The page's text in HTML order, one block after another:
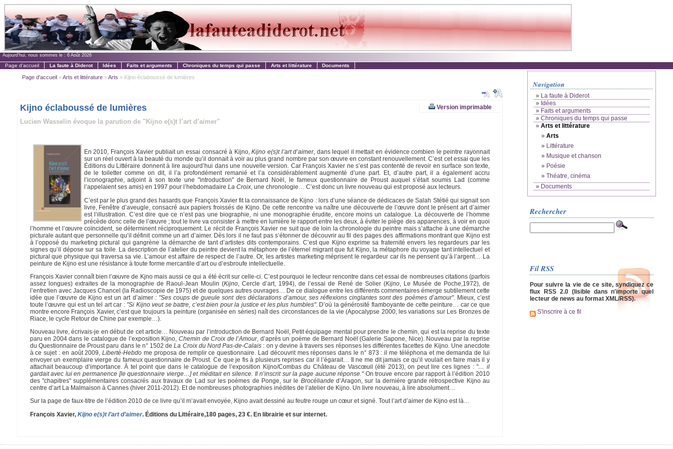
Aujourd'hui, nous sommes le : 6 Août 2026
Page d'accueil La faute à Diderot Idées Faits et arguments Chroniques du temps qui passe Arts et littérature Documents
Page d'accueil»Arts et littérature»Arts » Kijno éclaboussé de lumières
Version imprimable
Kijno éclaboussé de lumières
Lucien Wasselin évoque la parution de "Kijno e(s)t l’art d’aimer"
En 2010, François Xavier publiait un essai consacré à Kijno,Kijno e(s)t l’art d’aimer, dans lequel il mettait en évidence combien le peintre rayonnait
sur un réel ouvert à la beauté du monde qu’il donnait à voir au plus grand nombre par son œuvre en constant renouvellement. C’est cet essai que les
Éditions du Littéraire donnent à lire aujourd’hui dans une nouvelle version. Car François Xavier ne s’est pas contenté de revoir en surface son texte,
de le toiletter comme on dit, il l’a profondément remanié et l’a considérablement augmenté d’une part. Et, d’autre part, il a également accru
l’iconographie, adjoint à son texte une "introduction" de Bernard Noël, le fameux questionnaire de Proust auquel s’était soumis Lad (comme
l’appelaient ses amis) en 1997 pour l’hebdomadaire La Croix, une chronologie… C’est donc un livre nouveau qui est proposé aux lecteurs.
C’est par le plus grand des hasards que François Xavier fit la connaissance de Kijno : lors d’une séance de dédicaces de Salah Stétié qui signait son
livre, Fenêtre d’aveugle, consacré aux papiers froissés de Kijno. De cette rencontre va naître une découverte de l’œuvre dont le présent art d’aimer
est l’illustration. C’est dire que ce n’est pas une biographie, ni une monographie érudite, encore moins un catalogue. La découverte de l’homme
précède donc celle de l’œuvre ; tout le livre va consister à mettre en lumière le rapport entre les deux, à éviter le piège des apparences, à voir en quoi
l’homme et l’œuvre coïncident, se déterminent réciproquement. Le récit de François Xavier ne suit que de loin la chronologie du peintre mais s’attache à une démarche
picturale autant que personnelle qu’il définit comme un art d’aimer. Dès lors il ne faut pas s’étonner de découvrir au fil des pages des affirmations montrant que Kijno est
à l’opposé du marketing pictural qui gangrène la démarche de tant d’artistes dits contemporains. C’est que Kijno exprime sa fraternité envers les regardeurs par les
signes qu’il dépose sur sa toile. La description de l’atelier du peintre devient la métaphore de l’éternel migrant que fut Kijno, la métaphore du voyage tant intellectuel et
pictural que physique qui traversa sa vie. L’amour est affaire de respect de l’autre. Or, les artistes marketing méprisent le regardeur car ils ne pensent qu’à l’argent… La
peinture de Kijno est une résistance à toute forme mercantile d’art ou d’esbroufe intellectuelle.
François Xavier connaît bien l’œuvre de Kjno mais aussi ce qui a été écrit sur celle-ci. C’est pourquoi le lecteur rencontre dans cet essai de nombreuses citations (parfois
assez longues) extraites de la monographie de Raoul-Jean Moulin (Kijno , Cercle d’art, 1994), de l’essai de René de Solier (Kijno, Le Musée de Poche,1972), de
l’entretien avec Jacques Chancel (la Radioscopie de 1975) et de quelques autres ouvrages… De ce dialogue entre les différents commentaires émerge subtilement cette
idée que l’œuvre de Kijno est un art d’aimer : "Ses coups de gueule sont des déclarations d’amour, ses réflexions cinglantes sont des poèmes d’amour". Mieux, c’est
toute l’œuvre qui est un tel art car : "Si Kijno veut se battre, c’est bien pour la justice et les plus humbles". D’où la générosité flamboyante de cette peinture… car ce que
montre encore François Xavier, c’est que toujours la peinture (organisée en séries) naît des circonstances de la vie (Apocalypse 2000, les variations sur Les Bronzes de
Riace, le cycle Retour de Chine par exemple…).
Nouveau livre, écrivais-je en début de cet article… Nouveau par l’introduction de Bernard Noël, Petit équipage mental pour prendre le chemin, qui est la reprise du texte
paru en 2004 dans le catalogue de l’exposition Kijno, Chemin de Croix de l’Amour, d’après un poème de Bernard Noël (Galerie Sapone, Nice). Nouveau par la reprise
du Questionnaire de Proust paru dans le n° 1502 deLa Croix du Nord Pas-de-Calais : on y devine à travers ses réponses les différentes facettes de Kijno. Une anecdote
à ce sujet : en août 2009,Liberté-Hebdo me proposa de remplir ce questionnaire. Lad découvrit mes réponses dans le n° 873 : il me téléphona et me demanda de lui
envoyer un exemplaire vierge du fameux questionnaire de Proust. Ce que je fis à plusieurs reprises car il l’égarait… Il ne me dit jamais ce qu’il voulait en faire mais il y
attachait beaucoup d’importance. À tel point que dans le catalogue de l’exposition Kijno/Combas du Château de Vascœuil (été 2013), on peut lire ces lignes : "… il
gardait avec lui en permanence [le questionnaire vierge…] et méditait en silence. Il n’inscrit sur la page aucune réponse."On trouve encore par rapport à l’édition 2010
des "chapitres" supplémentaires consacrés aux travaux de Lad sur les poèmes de Ponge, sur le Brocélianded’Aragon, sur la dernière grande rétrospective Kijno au
centre d’art La Malmaison à Cannes (hiver 2011-2012). Et de nombreuses photographies inédites de l’atelier de Kijno. Un livre nouveau, à lire absolument…
Sur la page de faux-titre de l’édition 2010 de ce livre qu’il m’avait envoyée, Kijno avait dessiné au feutre rouge un cœur et signé. Tout l’art d’aimer de Kijno est là…
François Xavier, Kijno e(s)t l’art d’aimer. Éditions du Littéraire,180 pages, 23 €. En librairie et sur internet.
Navigation
» La faute à Diderot
» Idées
» Faits et arguments
» Chroniques du temps qui passe
» Arts et littérature
» Arts
» Littérature
» Musique et chanson
» Poésie
» Théatre, cinéma
» Documents
Rechercher
Fil RSS
Pour suivre la vie de ce site, syndiquez ce
flux RSS 2.0 (lisible dans n'importe quel
lecteur de news au format XML/RSS).
S'inscrire à ce fil